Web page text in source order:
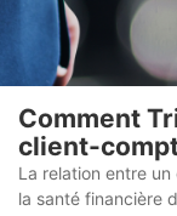
Comment
client-
La relation entre
la santé financière